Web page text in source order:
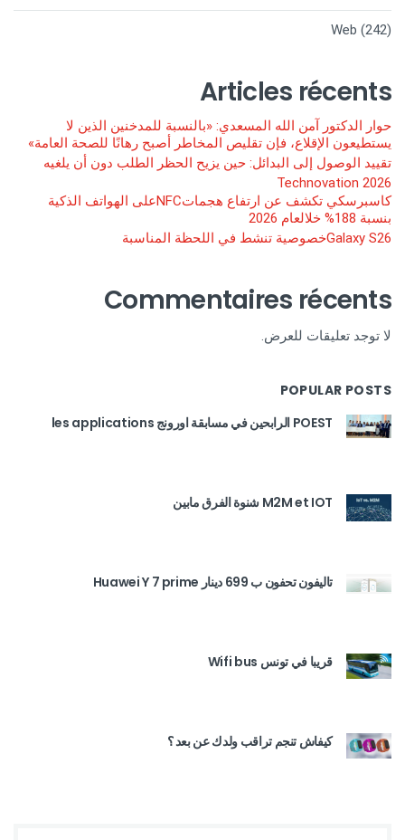
Web (242)
Articles récents
حوار الدكتور آمن الله المسعدي: «بالنسبة للمدخنين الذين لا
يستطيعون الإقلاع، فإن تقليص المخاطر أصبح رهانًا للصحة العامة»
تقييد الوصول إلى البدائل: حين يزيح الحظر الطلب دون أن يلغيه
Technovation 2026
كاسبرسكي تكشف عن ارتفاع هجماتNFCعلى الهواتف الذكية
بنسبة 188% خلالعام 2026
Galaxy S26خصوصية تنشط في اللحظة المناسبة
Commentaires récents
لا توجد تعليقات للعرض.
POPULAR POSTS
POEST الرابحين في مسابقة اورونج les applications
M2M et IOT شنوة الفرق مابين
تاليفون تحفون ب 699 دينار Huawei Y 7 prime
قريبا في تونس Wifi bus
كيفاش تنجم تراقب ولدك عن بعد ؟